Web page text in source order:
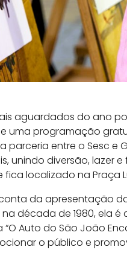
aguardados do ano
uma programação
parceria entre o Sesc e
unindo diversão, lazer
localizado na Praça
da apresentação
década de 1980, ela
Auto do São João
o público e